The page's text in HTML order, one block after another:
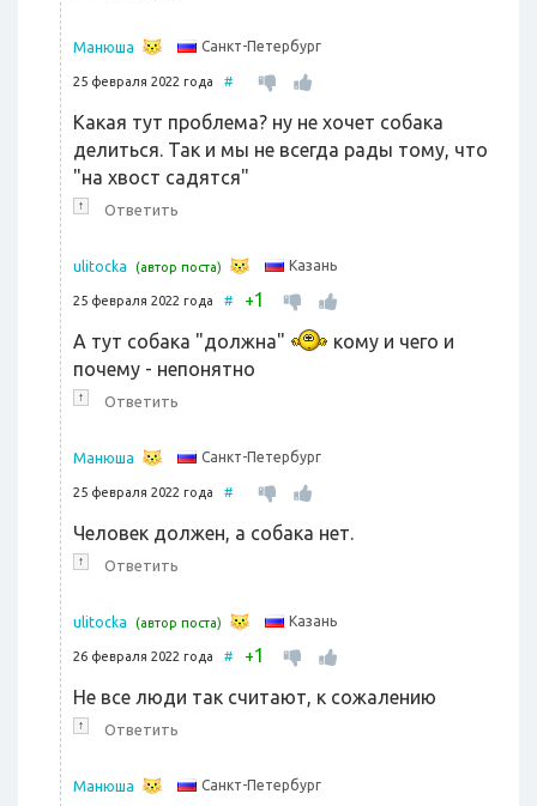
Манюша Санкт-Петербург
25 февраля 2022 года #
Какая тут проблема? ну не хочет собака
делиться. Так и мы не всегда рады тому, что
"на хвост садятся"
↑ Ответить
ulitocka (автор поста) Казань
25 февраля 2022 года # +1
А тут собака "должна"
кому и чего и
почему - непонятно
↑ Ответить
Манюша Санкт-Петербург
25 февраля 2022 года #
Человек должен, а собака нет.
↑ Ответить
ulitocka (автор поста) Казань
26 февраля 2022 года # +1
Не все люди так считают, к сожалению
↑ Ответить
Манюша Санкт-Петербург